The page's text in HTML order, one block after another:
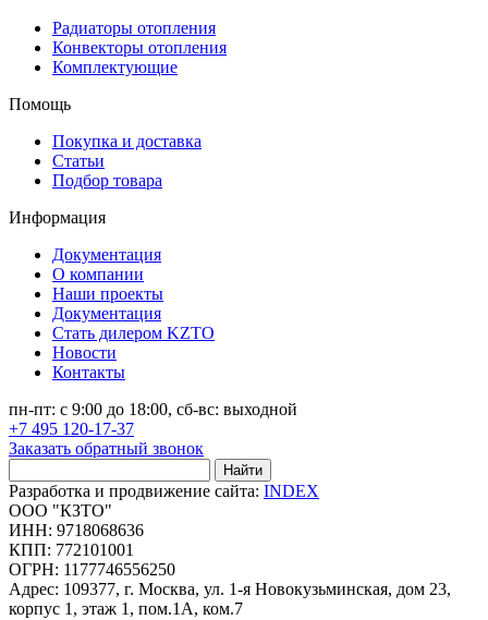
Радиаторы отопления
Конвекторы отопления
Комплектующие
Помощь
Покупка и доставка
Статьи
Подбор товара
Информация
Документация
О компании
Наши проекты
Документация
Стать дилером KZTO
Новости
Контакты
пн-пт: с 9:00 до 18:00, сб-вс: выходной
+7 495 120-17-37
Заказать обратный звонок
Найти
Разработка и продвижение сайта: INDEX
ООО "КЗТО"
ИНН: 9718068636
КПП: 772101001
ОГРН: 1177746556250
Адрес: 109377, г. Москва, ул. 1-я Новокузьминская, дом 23,
корпус 1, этаж 1, пом.1А, ком.7